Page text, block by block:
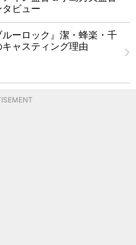
ビュー
ーロック』潔・蜂楽・千
ャスティング理由